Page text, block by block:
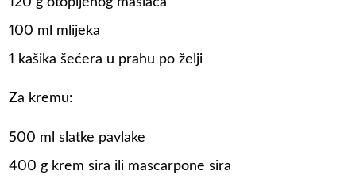
100 ml mlijeka
1 kašika šećera u prahu po želji
Za kremu:
500 ml slatke pavlake
400 g krem sira ili mascarpone sira